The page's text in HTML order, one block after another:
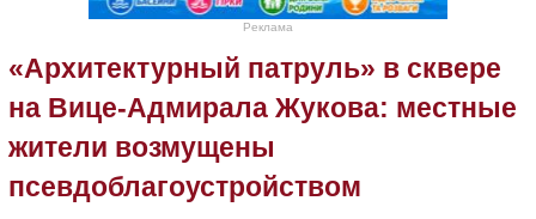
Реклама
«Архитектурный патруль» в сквере
на Вице-Адмирала Жукова: местные
жители возмущены
псевдоблагоустройством